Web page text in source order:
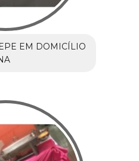
EM DOMICÍLIO